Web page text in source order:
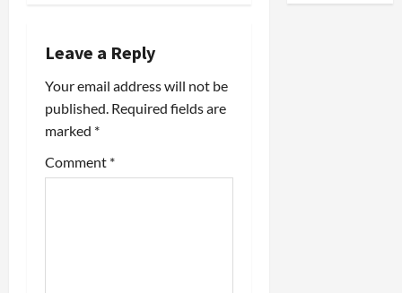
i
g
a
t
Leave a Reply
Your email address will not be
published. Required fields are
marked *
Comment *